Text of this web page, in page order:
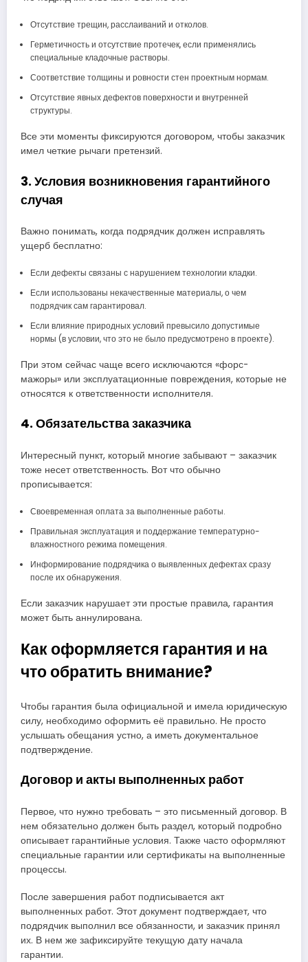
Отсутствие трещин, расслаиваний и отколов.
Герметичность и отсутствие протечек, если применялись
специальные кладочные растворы.
Соответствие толщины и ровности стен проектным нормам.
Отсутствие явных дефектов поверхности и внутренней
структуры.
Все эти моменты фиксируются договором, чтобы заказчик
имел четкие рычаги претензий.
3. Условия возникновения гарантийного
случая
Важно понимать, когда подрядчик должен исправлять
ущерб бесплатно:
Если дефекты связаны с нарушением технологии кладки.
Если использованы некачественные материалы, о чем
подрядчик сам гарантировал.
Если влияние природных условий превысило допустимые
нормы (в условии, что это не было предусмотрено в проекте).
При этом сейчас чаще всего исключаются «форс-
мажоры» или эксплуатационные повреждения, которые не
относятся к ответственности исполнителя.
4. Обязательства заказчика
Интересный пункт, который многие забывают – заказчик
тоже несет ответственность. Вот что обычно
прописывается:
Своевременная оплата за выполненные работы.
Правильная эксплуатация и поддержание температурно-
влажностного режима помещения.
Информирование подрядчика о выявленных дефектах сразу
после их обнаружения.
Если заказчик нарушает эти простые правила, гарантия
может быть аннулирована.
Как оформляется гарантия и на
что обратить внимание?
Чтобы гарантия была официальной и имела юридическую
силу, необходимо оформить её правильно. Не просто
услышать обещания устно, а иметь документальное
подтверждение.
Договор и акты выполненных работ
Первое, что нужно требовать – это письменный договор. В
нем обязательно должен быть раздел, который подробно
описывает гарантийные условия. Также часто оформляют
специальные гарантии или сертификаты на выполненные
процессы.
После завершения работ подписывается акт
выполненных работ. Этот документ подтверждает, что
подрядчик выполнил все обязанности, и заказчик принял
их. В нем же зафиксируйте текущую дату начала
гарантии.